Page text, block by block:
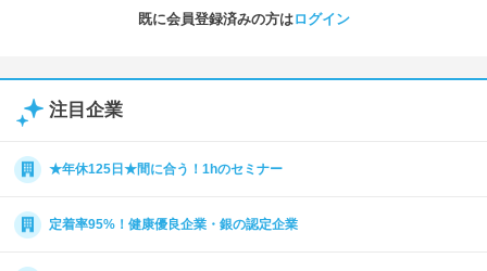
既に会員登録済みの方はログイン
注目企業
★年休125日★間に合う！1hのセミナー
定着率95%！健康優良企業・銀の認定企業